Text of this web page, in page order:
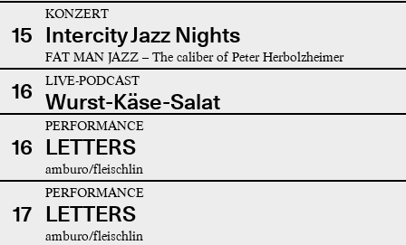
15
KONZERT
Intercity Jazz Nights
FAT MAN JAZZ – The caliber of Peter Herbolzheimer
16 LIVE-PODCAST
Wurst-Käse-Salat
16
PERFORMANCE
LETTERS
amburo/fleischlin
17
PERFORMANCE
LETTERS
amburo/fleischlin